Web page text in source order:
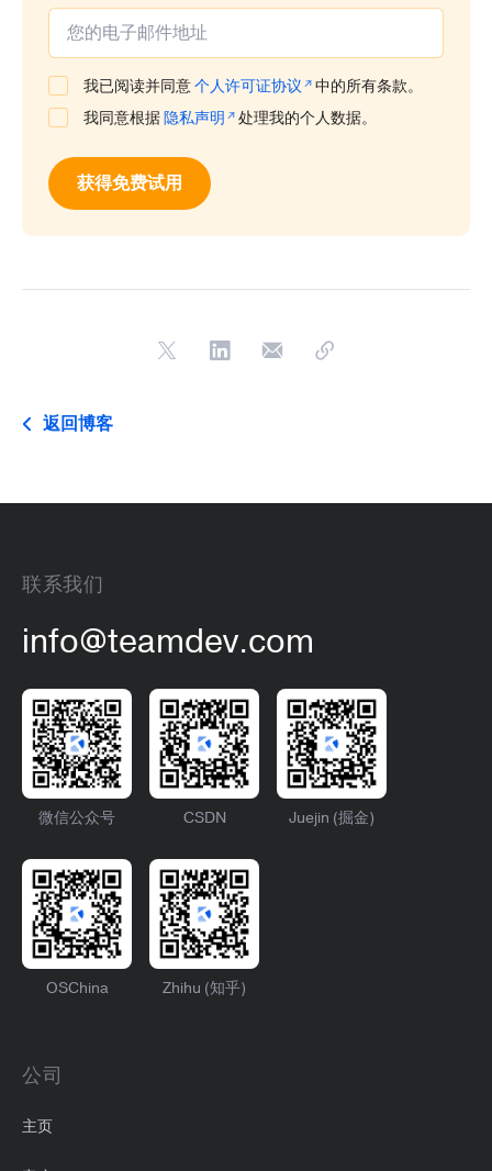
获得免费试用
我已阅读并同意个人许可证协议
中的所有条款。
我同意根据隐私声明 处理我的个人数据。
返回博客
联系我们
info@teamdev.com
微信公众号 CSDN Juejin (掘金)
OSChina Zhihu (知乎)
公司
主页